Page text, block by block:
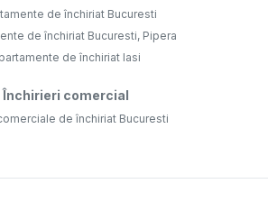
de închiriat Bucuresti
de închiriat Bucuresti, Pipera
de închiriat Iasi
Închirieri comercial
de închiriat Bucuresti